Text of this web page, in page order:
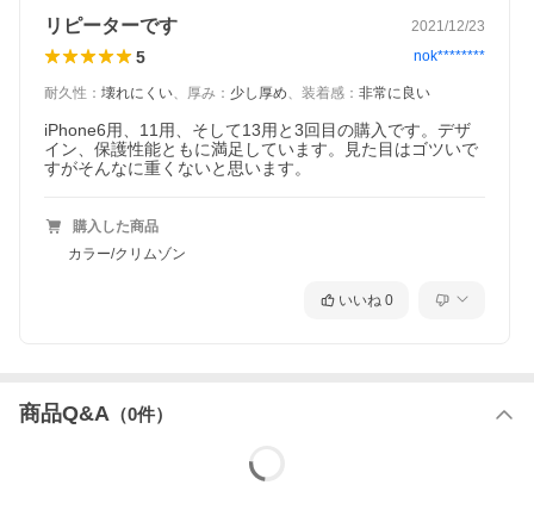
5層構造になっており、5つの層が落下時の衝撃エネルギーを分散
リピーターです 2021/12/23
5 nok********
耐久性 ： 壊れにくい、 厚み ： 少し厚め、 装着感 ： 非常に良い
iPhone6用、11用、そして13用と3回目の購入です。デザ
イン、保護性能ともに満足しています。見た目はゴツいで
すがそんなに重くないと思います。
購入した商品
カラー/クリムゾン
いいね 0
商品Q&A （0件）